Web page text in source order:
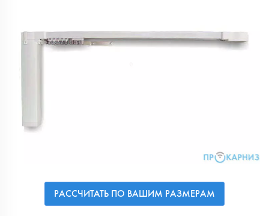
РАССЧИТАТЬ ПО ВАШИМ РАЗМЕРАМ